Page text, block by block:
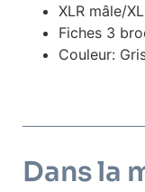
XLR mâle/
Fiches 3
Couleur:
Dans la